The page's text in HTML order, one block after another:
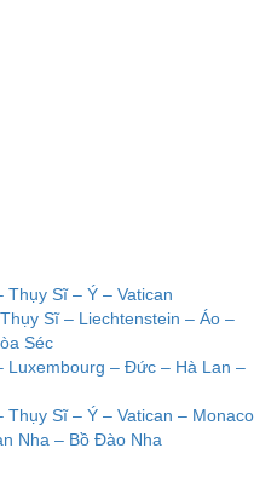
Thụy Sĩ – Ý – Vatican
Sĩ – Liechtenstein – Áo –
Séc
Luxembourg – Đức – Hà Lan –
Thụy Sĩ – Ý – Vatican – Monaco
Nha – Bồ Đào Nha